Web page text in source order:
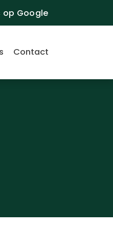
op Google
Contact